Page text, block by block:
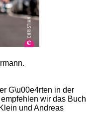
G\u00e4rten in der
wir das Buch
und Andreas